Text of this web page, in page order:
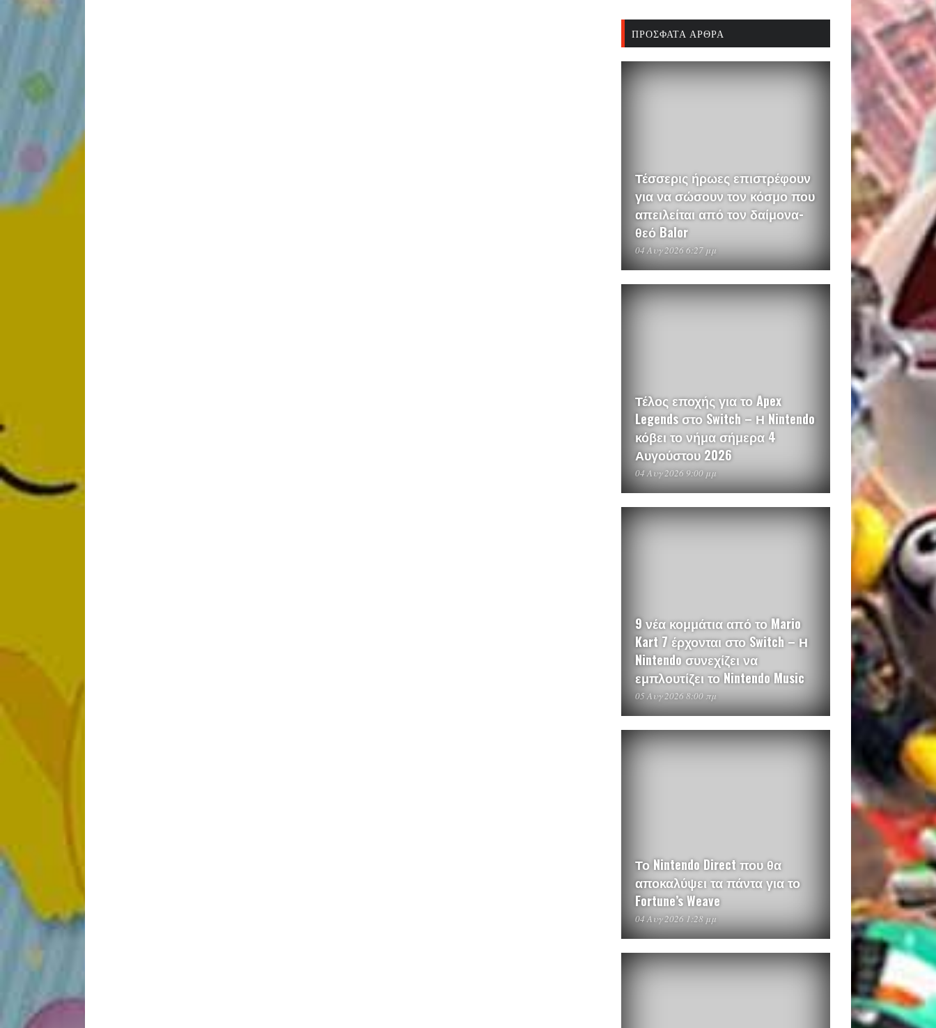
ΠΡΌΣΦΑΤΑ ΆΡΘΡΑ
Τέσσερις ήρωες επιστρέφουν
για να σώσουν τον κόσμο που
απειλείται από τον δαίμονα-
θεό Balor
04 Αυγ 2026 6:27 μμ
Τέλος εποχής για το Apex
Legends στο Switch – Η Nintendo
κόβει το νήμα σήμερα 4
Αυγούστου 2026
04 Αυγ 2026 9:00 μμ
9 νέα κομμάτια από το Mario
Kart 7 έρχονται στο Switch – Η
Nintendo συνεχίζει να
εμπλουτίζει το Nintendo Music
05 Αυγ 2026 8:00 πμ
Το Nintendo Direct που θα
αποκαλύψει τα πάντα για το
Fortune’s Weave
04 Αυγ 2026 1:28 μμ